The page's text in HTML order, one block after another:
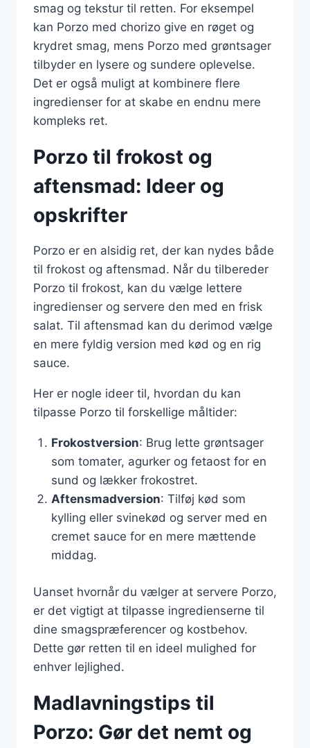
smag og tekstur til retten. For eksempel
kan Porzo med chorizo give en røget og
krydret smag, mens Porzo med grøntsager
tilbyder en lysere og sundere oplevelse.
Det er også muligt at kombinere flere
ingredienser for at skabe en endnu mere
kompleks ret.
Porzo til frokost og
aftensmad: Ideer og
opskrifter
Porzo er en alsidig ret, der kan nydes både
til frokost og aftensmad. Når du tilbereder
Porzo til frokost, kan du vælge lettere
ingredienser og servere den med en frisk
salat. Til aftensmad kan du derimod vælge
en mere fyldig version med kød og en rig
sauce.
Her er nogle ideer til, hvordan du kan
tilpasse Porzo til forskellige måltider:
Frokostversion: Brug lette grøntsager
som tomater, agurker og fetaost for en
sund og lækker frokostret.
Aftensmadversion: Tilføj kød som
kylling eller svinekød og server med en
cremet sauce for en mere mættende
middag.
Uanset hvornår du vælger at servere Porzo,
er det vigtigt at tilpasse ingredienserne til
dine smagspræferencer og kostbehov.
Dette gør retten til en ideel mulighed for
enhver lejlighed.
Madlavningstips til
Porzo: Gør det nemt og